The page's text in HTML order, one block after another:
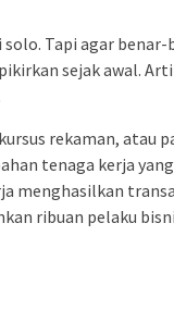
Tapi agar
sejak awal.
rekaman, atau
tenaga kerja
menghasilkan
ribuan pelaku